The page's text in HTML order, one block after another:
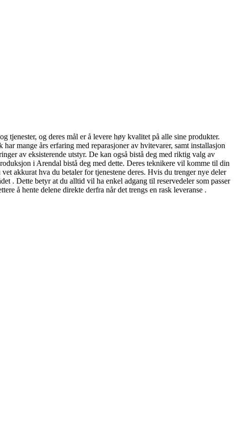
tjenester, og deres mål er å levere høy kvalitet på alle sine produkter.
mange års erfaring med reparasjoner av hvitevarer, samt installasjon
av eksisterende utstyr. De kan også bistå deg med riktig valg av
i Arendal bistå deg med dette. Deres teknikere vil komme til din
akkurat hva du betaler for tjenestene deres. Hvis du trenger nye deler
. Dette betyr at du alltid vil ha enkel adgang til reservedeler som passer
å hente delene direkte derfra når det trengs en rask leveranse .